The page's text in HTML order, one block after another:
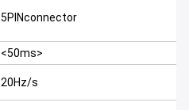
5PINconnector
<50ms>
20Hz/s